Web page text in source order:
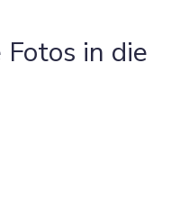
Fotos in die